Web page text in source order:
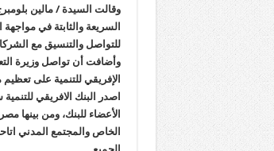
وقالت السيدة / مالين
السريعة والثابتة في
للتواصل والتنسيق مع
وأضافت أن تواصل وزيرة
الإفريقي للتنمية على
الأعضاء للبنك، ومن
الخاص والمجتمع المدني